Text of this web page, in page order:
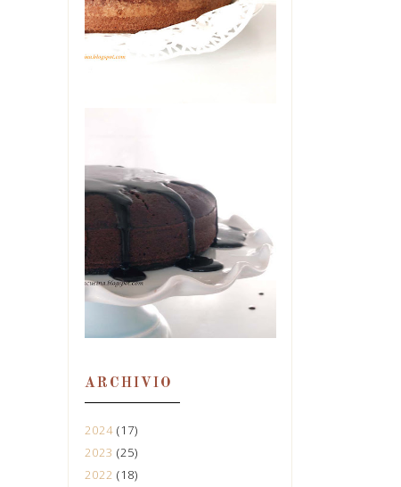
Oggi è il mio compleanno. Ma
non starò a farvi vedere il
cheesecake che è in frigo
pronto per stase...
THE COCA-COLA
CAKE
L'avete sentita nominare
diverse volte, su questo blog.
Zia Angela era in casa mia
una so...
ARCHIVIO
2024 (17)
2023 (25)
2022 (18)